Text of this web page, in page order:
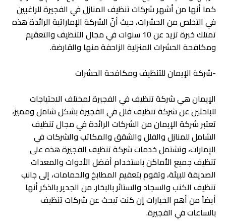
كما أنها من أشهر شركات تنظيف المنازل في الفجيرة للراغبين
في التخلص من الحشرات، حيث أنّ الشركة الإماراتية الرائدة هذه
تمتلك خبرة تزيد عن 10 سنوات في مجال التنظيف والتعقيم
ومكافحة الحشرات المنزلية الزاحفة منها والقارضة.
-شركة الإيمان للتنظيف ومكافحة الحشرات
الإيمان هي شركة تنظيف في الفجيرة لمختلف الاحتياجات
للباحثين عن شركة تنظيف فلل في الفجيرة بشكل شامل ومميز،
تعتبر شركة الإيمان من الشركات الرائدة في مجال تنظيف
الشامل للمنازل والفلل والشقق والمكاتب والشركات في
الإمارات، وتشتمل خدمات شركة تنظيف الفجيرة هذه على
تنظيف جميع الأماكن باستخدام أفضل الأدوات والمعدات
الصديقة للبيئة، وتقوم بتعقيم المطابخ والحمامات، إلى جانب
تنظيف الكنب والسجاد والستائر بالبخار. من الجدير بالذكر أنها
أيضاً من أهم الخيارات إن كنت تبحث عن شركات تنظيف
بالساعات في الفجيرة.